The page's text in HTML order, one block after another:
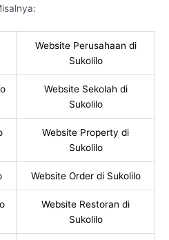
Website Perusahaan di
Sukolilo
Website Sekolah di
Sukolilo
Website Property di
Sukolilo
Website Order di Sukolilo
Website Restoran di
Sukolilo